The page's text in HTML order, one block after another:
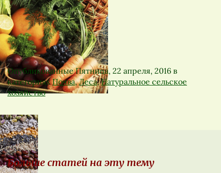
ОпубликованныеПятница, 22 апреля, 2016 в
категорияхПочва,Леса,Натуральное сельское
хозяйство
Больше статей на эту тему